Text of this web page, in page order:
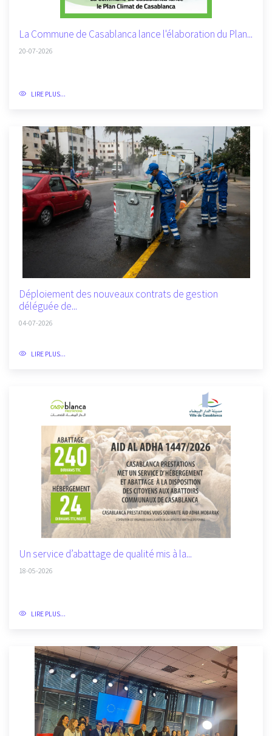
La Commune de Casablanca lance l'élaboration du Plan...
20-07-2026
LIRE PLUS...
Déploiement des nouveaux contrats de gestion
déléguée de...
04-07-2026
LIRE PLUS...
Un service d’abattage de qualité mis à la...
18-05-2026
LIRE PLUS...